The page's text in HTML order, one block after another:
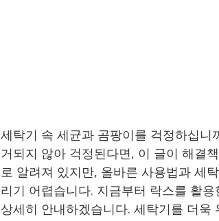
세탁기 속 세균과 곰팡이를 걱정하십니
거되지 않아 걱정된다면, 이 글이 해결
로 알려져 있지만, 올바른 사용법과 세
리기 어렵습니다. 지금부터 락스를 활
상세히 안내하겠습니다. 세탁기를 더